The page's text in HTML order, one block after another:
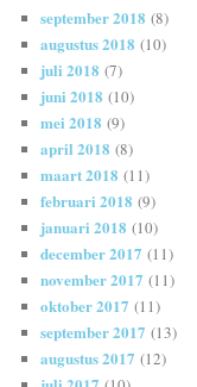
september 2018 (8)
augustus 2018 (10)
juli 2018 (7)
juni 2018 (10)
mei 2018 (9)
april 2018 (8)
maart 2018 (11)
februari 2018 (9)
januari 2018 (10)
december 2017 (11)
november 2017 (11)
oktober 2017 (11)
september 2017 (13)
augustus 2017 (12)